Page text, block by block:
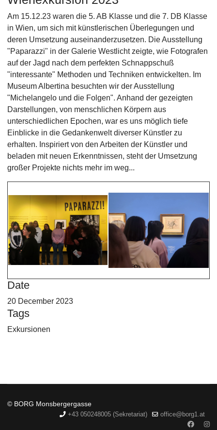
Am 15.12.23 waren die 5. AB Klasse und die 7. DB Klasse
in Wien, um sich mit künstlerischen Überlegungen und
deren Umsetzung auseinanderzusetzen. Die Ausstellung
"Paparazzi" in der Galerie Westlicht zeigte, wie Fotografen
auf der Jagd nach dem perfekten Schnappschuß
"interessante" Methoden und Techniken entwickelten. Im
Museum Albertina besuchten wir der Ausstellung
"Michelangelo und die Folgen". Anhand der gezeigten
Darstellungen, von menschlichen Körpern aus
unterschiedlichen Epochen, war es uns möglich tiefe
Einblicke in die Gedankenwelt diverser Künstler zu
erhalten. Inspiriert von den Arbeiten der Künstler und
beladen mit neuen Erkenntnissen, steht der Umsetzung
großer Projekte nichts mehr im weg...
Date
20 December 2023
Tags
Exkursionen
© BORG Monsbergergasse
+43 050248005 (Sekretariat) office@borg1.at